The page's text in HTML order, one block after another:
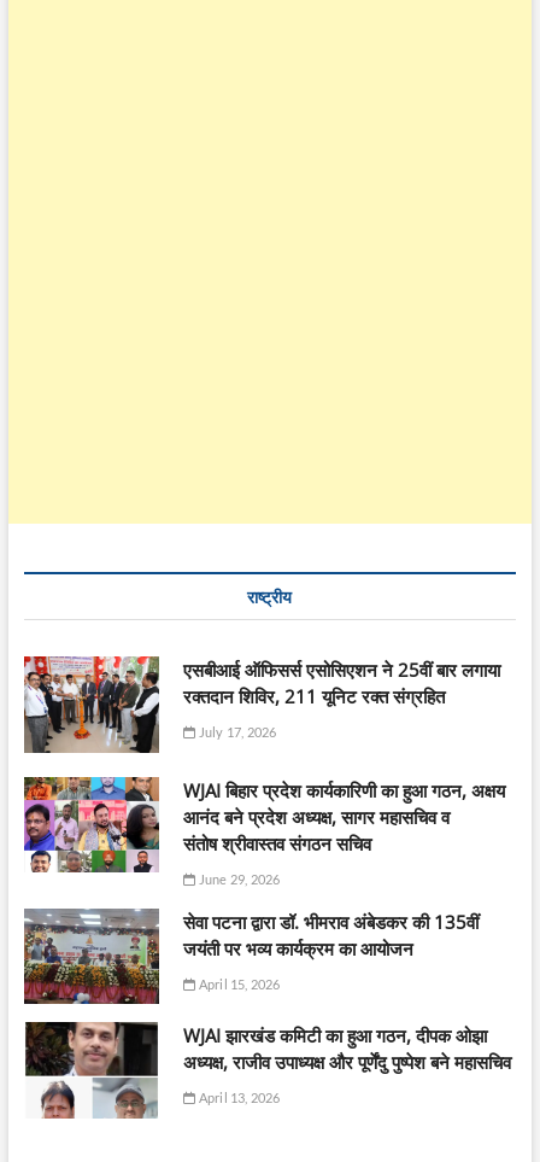
राष्ट्रीय
एसबीआई ऑफिसर्स एसोसिएशन ने 25वीं बार लगाया
रक्तदान शिविर, 211 यूनिट रक्त संग्रहित
July 17, 2026
WJAI बिहार प्रदेश कार्यकारिणी का हुआ गठन, अक्षय
आनंद बने प्रदेश अध्यक्ष, सागर महासचिव व
संतोष श्रीवास्तव संगठन सचिव
June 29, 2026
सेवा पटना द्वारा डॉ. भीमराव अंबेडकर की 135वीं
जयंती पर भव्य कार्यक्रम का आयोजन
April 15, 2026
WJAI झारखंड कमिटी का हुआ गठन, दीपक ओझा
अध्यक्ष, राजीव उपाध्यक्ष और पूर्णेंदु पुष्पेश बने महासचिव
April 13, 2026